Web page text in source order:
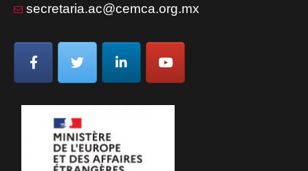
secretaria.ac@cemca.org.mx